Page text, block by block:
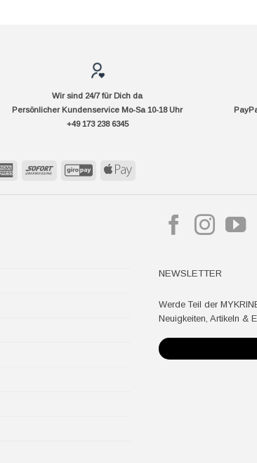
Wir sind 24/7 für Dich da
Persönlicher Kundenservice Mo-Sa 10-18 Uhr
+49 173 238 6345
AmericanSofort GiroPay Apple
NEWSLETTER
Werde Teil der
Neuigkeiten, Artikeln &